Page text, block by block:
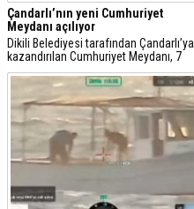
Çandarlı’nın yeni Cumhuriyet
Meydanı açılıyor
Dikili Belediyesi tarafından Çandarlı’ya
kazandırılan Cumhuriyet Meydanı, 7
Ağustos Cuma günü düzenlenecek
görkemli bir törenle hizmete açılıyor.